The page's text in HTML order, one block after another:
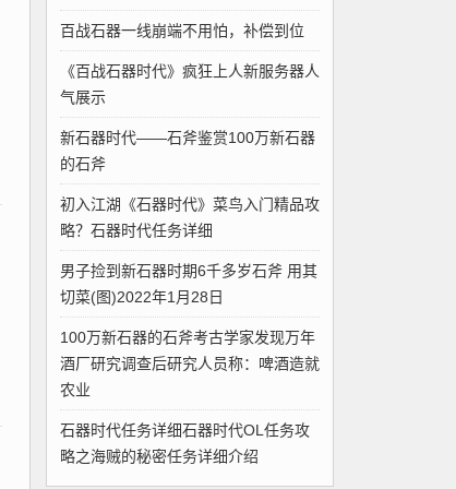
百战石器一线崩端不用怕，补偿到位
《百战石器时代》疯狂上人新服务器人
气展示
新石器时代——石斧鉴赏100万新石器
的石斧
初入江湖《石器时代》菜鸟入门精品攻
略？石器时代任务详细
男子捡到新石器时期6千多岁石斧 用其
切菜(图)2022年1月28日
100万新石器的石斧考古学家发现万年
酒厂研究调查后研究人员称：啤酒造就
农业
石器时代任务详细石器时代OL任务攻
略之海贼的秘密任务详细介绍